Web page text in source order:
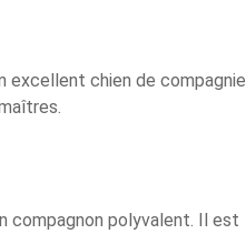
excellent chien de compagnie
compagnon polyvalent. Il est